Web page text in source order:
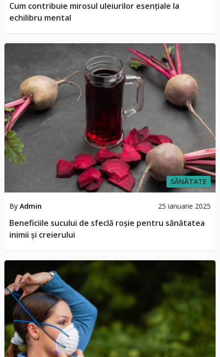
Cum contribuie mirosul uleiurilor esențiale la
echilibru mental
SĂNĂTATE
By Admin 25 ianuarie 2025
Beneficiile sucului de sfeclă roșie pentru sănătatea
inimii și creierului